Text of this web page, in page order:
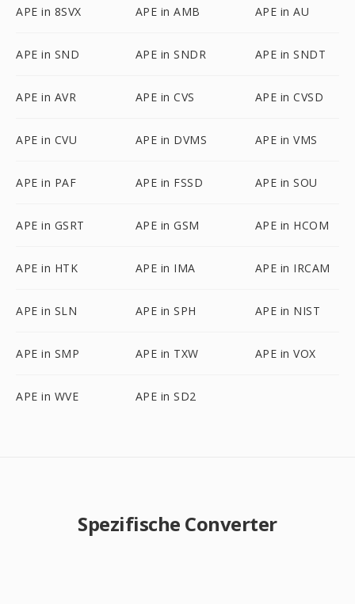
APE in 8SVX APE in AMB APE in AU
APE in SND APE in SNDR APE in SNDT
APE in AVR APE in CVS APE in CVSD
APE in CVU APE in DVMS APE in VMS
APE in PAF APE in FSSD APE in SOU
APE in GSRT APE in GSM APE in HCOM
APE in HTK APE in IMA APE in IRCAM
APE in SLN APE in SPH APE in NIST
APE in SMP APE in TXW APE in VOX
APE in WVE APE in SD2
Spezifische Converter